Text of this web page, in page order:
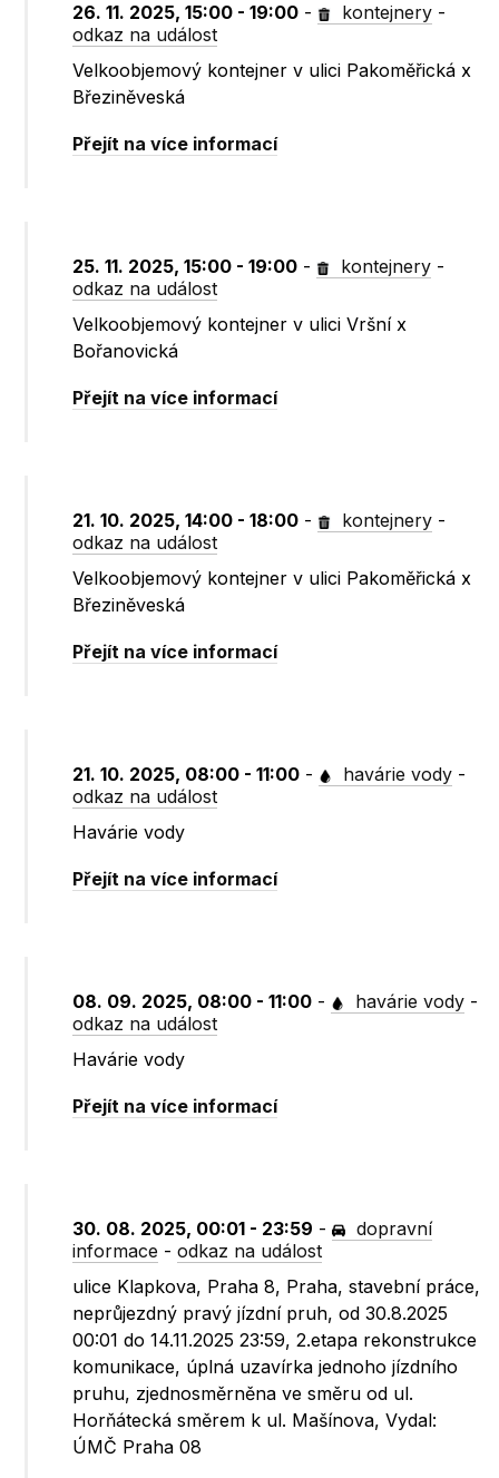
26. 11. 2025, 15:00 - 19:00 - kontejnery -
odkaz na událost
Velkoobjemový kontejner v ulici Pakoměřická x
Březiněveská
Přejít na více informací
25. 11. 2025, 15:00 - 19:00 - kontejnery -
odkaz na událost
Velkoobjemový kontejner v ulici Vršní x
Bořanovická
Přejít na více informací
21. 10. 2025, 14:00 - 18:00 - kontejnery -
odkaz na událost
Velkoobjemový kontejner v ulici Pakoměřická x
Březiněveská
Přejít na více informací
21. 10. 2025, 08:00 - 11:00 - havárie vody -
odkaz na událost
Havárie vody
Přejít na více informací
08. 09. 2025, 08:00 - 11:00 - havárie vody -
odkaz na událost
Havárie vody
Přejít na více informací
30. 08. 2025, 00:01 - 23:59 -
dopravní
informace -odkaz na událost
ulice Klapkova, Praha 8, Praha, stavební práce,
neprůjezdný pravý jízdní pruh, od 30.8.2025
00:01 do 14.11.2025 23:59, 2.etapa rekonstrukce
komunikace, úplná uzavírka jednoho jízdního
pruhu, zjednosměrněna ve směru od ul.
Horňátecká směrem k ul. Mašínova, Vydal:
ÚMČ Praha 08